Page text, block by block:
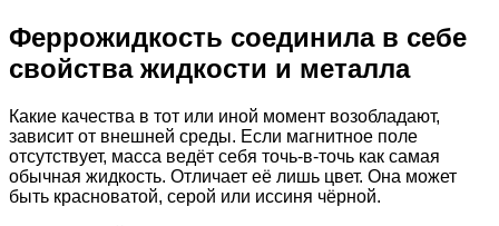
Феррожидкость соединила в себе
свойства жидкости и металла
Какие качества в тот или иной момент возобладают,
зависит от внешней среды. Если магнитное поле
отсутствует, масса ведёт себя точь-в-точь как самая
обычная жидкость. Отличает её лишь цвет. Она может
быть красноватой, серой или иссиня чёрной.